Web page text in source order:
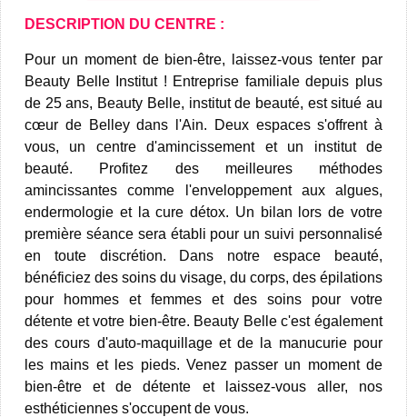
DESCRIPTION DU CENTRE :
Pour un moment de bien-être, laissez-vous tenter par
Beauty Belle Institut ! Entreprise familiale depuis plus
de 25 ans, Beauty Belle, institut de beauté, est situé au
cœur de Belley dans l'Ain. Deux espaces s'offrent à
vous, un centre d'amincissement et un institut de
beauté. Profitez des meilleures méthodes
amincissantes comme l'enveloppement aux algues,
endermologie et la cure détox. Un bilan lors de votre
première séance sera établi pour un suivi personnalisé
en toute discrétion. Dans notre espace beauté,
bénéficiez des soins du visage, du corps, des épilations
pour hommes et femmes et des soins pour votre
détente et votre bien-être. Beauty Belle c'est également
des cours d'auto-maquillage et de la manucurie pour
les mains et les pieds. Venez passer un moment de
bien-être et de détente et laissez-vous aller, nos
esthéticiennes s'occupent de vous.